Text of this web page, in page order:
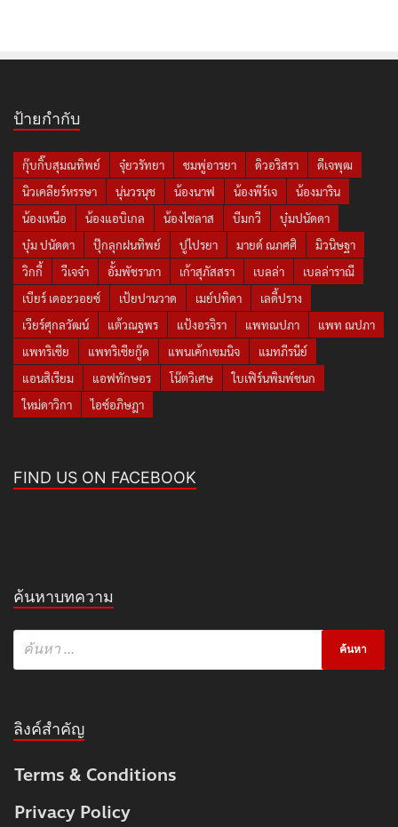
ป้ายกำกับ
กุ๊บกิ๊บสุมณทิพย์ จุ๋ยวรัทยา ชมพู่อารยา ดิวอริสรา
ดีเจพุฒ
นิวเคลียร์หรรษา
นุ่นวรนุช น้องนาฟ น้องพีร์เจ
น้องมาริน
น้องเหนือ
น้องแอบิเกล น้องไซลาส บีมกวี
บุ๋มปนัดดา
บุ๋ม ปนัดดา
ปุ๊กลุกฝนทิพย์ ปูไปรยา มายด์ ณภศศิ
มิวนิษฐา
วิกกี้
วีเจจ๋า อั้มพัชราภา เก้าสุภัสสรา เบลล่า
เบลล่าราณี
เบียร์ เดอะวอยซ์
เป้ยปานวาด เมย์ปทิดา
เลดี้ปราง
เวียร์ศุกลวัฒน์
แต้วณฐพร แป้งอรจิรา แพทณปภา
แพท ณปภา
แพทริเซีย
แพทริเซียกู๊ด แพนเค้กเขมนิจ
แมทภีรนีย์
แอนสิเรียม
แอฟทักษอร โน๊ตวิเศษ
ใบเฟิร์นพิมพ์ชนก
ใหม่ดาวิกา
ไอซ์อภิษฎา
FIND US ON FACEBOOK
ค้นหาบทความ
ลิงค์สำคัญ
Terms & Conditions
Privacy Policy